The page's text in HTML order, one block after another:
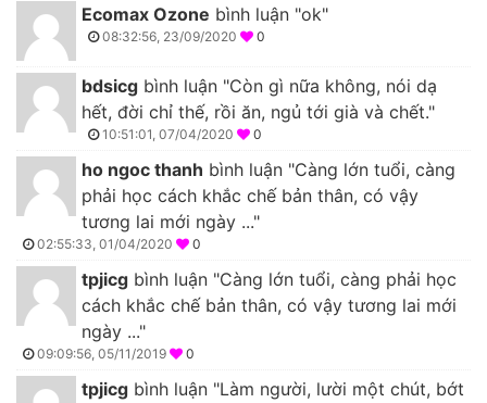
Ecomax Ozone bình luận "ok"
08:32:56, 23/09/2020 0
bdsicg bình luận "Còn gì nữa không, nói dạ
hết, đời chỉ thế, rồi ăn, ngủ tới già và chết."
10:51:01, 07/04/2020 0
ho ngoc thanh bình luận "Càng lớn tuổi, càng
phải học cách khắc chế bản thân, có vậy
tương lai mới ngày ..."
02:55:33, 01/04/2020 0
tpjicg bình luận "Càng lớn tuổi, càng phải học
cách khắc chế bản thân, có vậy tương lai mới
ngày ..."
09:09:56, 05/11/2019 0
tpjicg bình luận "Làm người, lười một chút, bớt